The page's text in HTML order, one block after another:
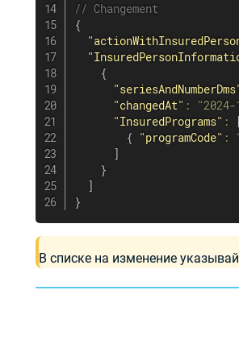
// Changement
{
{
"changedAt" : "2024-
"InsuredPrograms" :
{
"programCode" :
]
}
]
}
В списке на изменение